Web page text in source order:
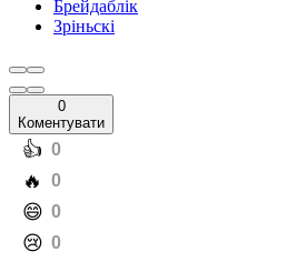
Брейдаблік
Зріньскі
0
Коментувати
️👍 0
️🔥 0
️😄 0
️😢 0